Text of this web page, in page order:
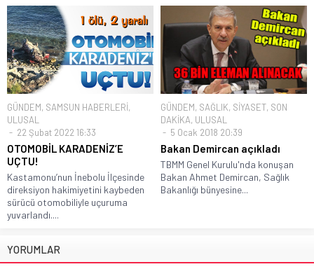
GÜNDEM, SAMSUN HABERLERİ,
ULUSAL
22 Şubat 2022 16:33
OTOMOBİL KARADENİZ’E
UÇTU!
Kastamonu’nun İnebolu İlçesinde
direksiyon hakimiyetini kaybeden
sürücü otomobiliyle uçuruma
yuvarlandı....
GÜNDEM, SAĞLIK, SİYASET, SON
DAKİKA, ULUSAL
5 Ocak 2018 20:39
Bakan Demircan açıkladı
TBMM Genel Kurulu'nda konuşan
Bakan Ahmet Demircan, Sağlık
Bakanlığı bünyesine...
YORUMLAR